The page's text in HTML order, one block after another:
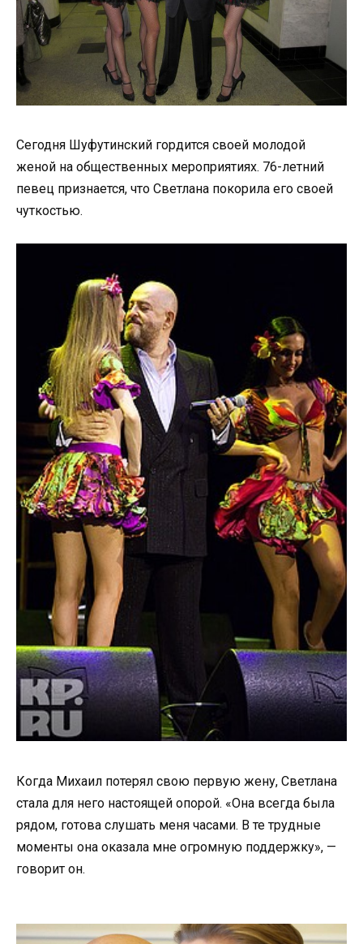
Сегодня Шуфутинский гордится своей молодой
женой на общественных мероприятиях. 76-летний
певец признается, что Светлана покорила его своей
чуткостью.
Когда Михаил потерял свою первую жену, Светлана
стала для него настоящей опорой. «Она всегда была
рядом, готова слушать меня часами. В те трудные
моменты она оказала мне огромную поддержку», —
говорит он.